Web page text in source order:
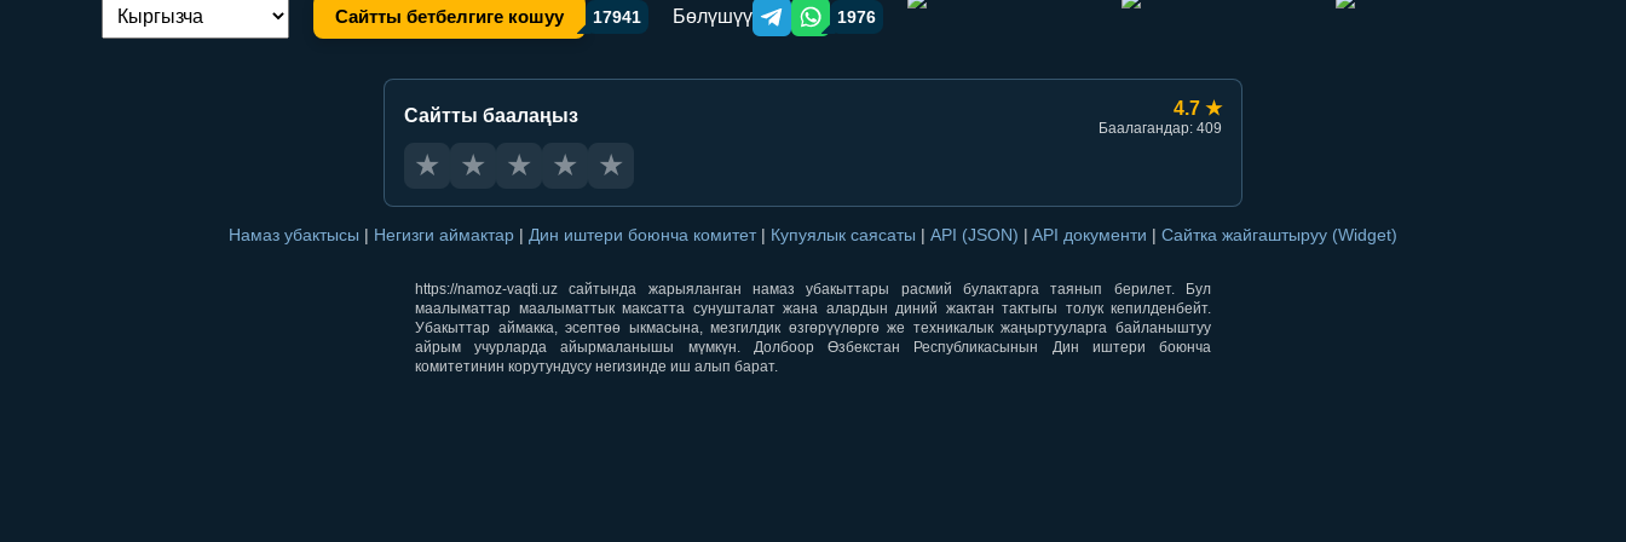
Тилди алмаштыруу: Сайтты бетбелгиге кошуу 17941 Бөлүшүү Telegram orqali ulashish
WhatsApp orqali ulashish
1976
Сайтты баалаңыз 4.7 ★
Баалагандар: 409
★ ★ ★ ★ ★
Намаз убактысы | Негизги аймактар | Дин иштери боюнча комитет | Купуялык саясаты | API (JSON) | API документи | Сайтка жайгаштыруу (Widget)
https://namoz-vaqti.uz сайтында жарыяланган намаз убакыттары расмий булактарга таянып берилет. Бул
маалыматтар маалыматтык максатта сунушталат жана алардын диний жактан тактыгы толук кепилденбейт.
Убакыттар аймакка, эсептөө ыкмасына, мезгилдик өзгөрүүлөргө же техникалык жаңыртууларга байланыштуу
айрым учурларда айырмаланышы мүмкүн. Долбоор Өзбекстан Республикасынын Дин иштери боюнча
комитетинин корутундусу негизинде иш алып барат.